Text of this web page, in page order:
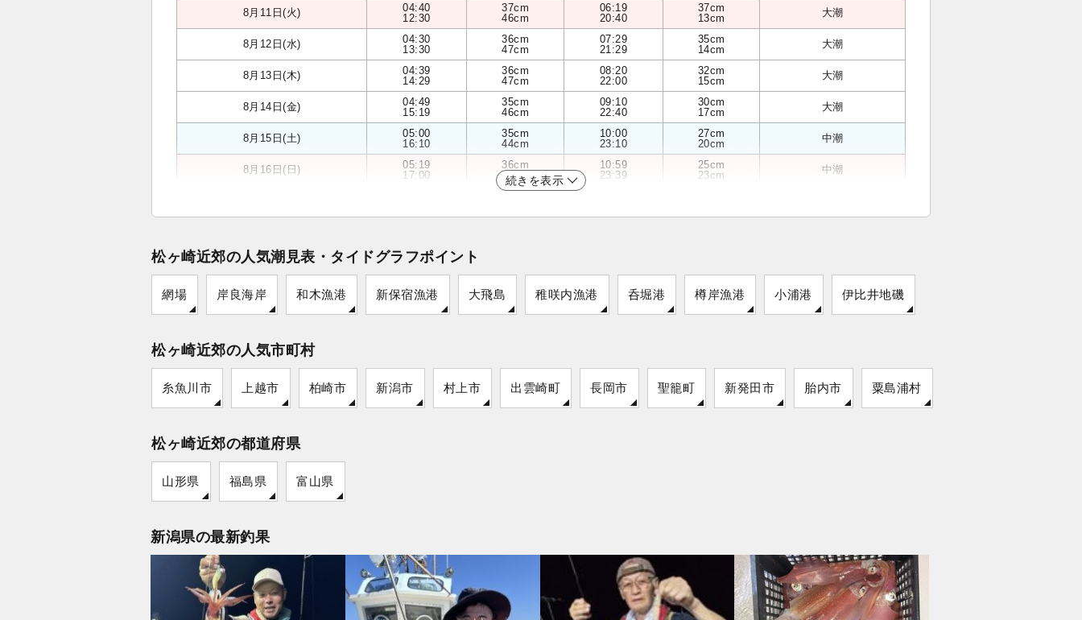
8月11日(火)
04:40
12:30
37cm
46cm
06:19
20:40
37cm
13cm
大潮
8月12日(水)
04:30
13:30
36cm
47cm
07:29
21:29
35cm
14cm
大潮
8月13日(木)
04:39
14:29
36cm
47cm
08:20
22:00
32cm
15cm
大潮
8月14日(金)
04:49
15:19
35cm
46cm
09:10
22:40
30cm
17cm
大潮
8月15日(土)
05:00
16:10
35cm
44cm
10:00
23:10
27cm
20cm
中潮
8月16日(日)
05:19
17:00
36cm
41cm
10:59
23:39
25cm
23cm
中潮
続きを表示
松ヶ崎近郊の人気潮見表・タイドグラフポイント
網場 岸良海岸 和木漁港 新保宿漁港 大飛島 稚咲内漁港 呑堀港 樽岸漁港 小浦港 伊比井地磯
松ヶ崎近郊の人気市町村
糸魚川市 上越市 柏崎市 新潟市 村上市 出雲崎町 長岡市 聖籠町 新発田市 胎内市 粟島浦村
松ヶ崎近郊の都道府県
山形県 福島県 富山県
新潟県の最新釣果